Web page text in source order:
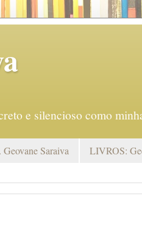
e silencioso como
Saraiva LIVROS: